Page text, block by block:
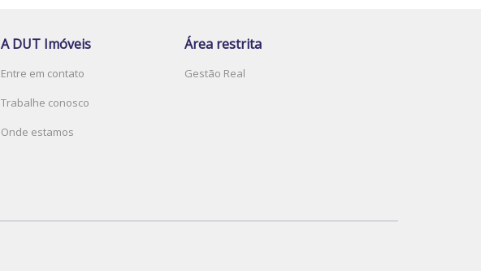
A DUT Imóveis
Entre em contato
Trabalhe conosco
Onde estamos
Área restrita
Gestão Real